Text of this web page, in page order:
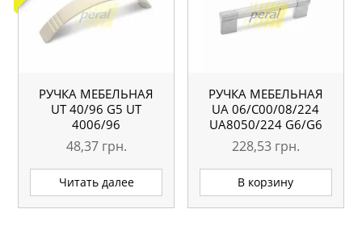
РУЧКА МЕБЕЛЬНАЯ
UТ 40/96 G5 UT
4006/96
48,37 грн.
Читать далее
РУЧКА МЕБЕЛЬНАЯ
UA 06/C00/08/224
UA8050/224 G6/G6
228,53 грн.
В корзину